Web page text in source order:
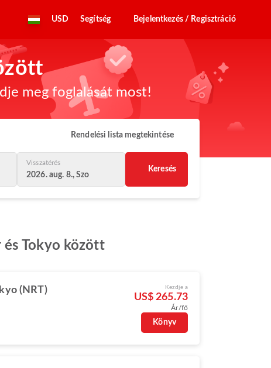
USD Segítség Bejelentkezés / Regisztráció
meg foglalását most!
Rendelési lista megtekintése
Visszatérés
2026. aug. 8., Szo
Keresés
és Tokyo között
(NRT) Kezdje a
US$ 265.73
Ár/fő
Könyv